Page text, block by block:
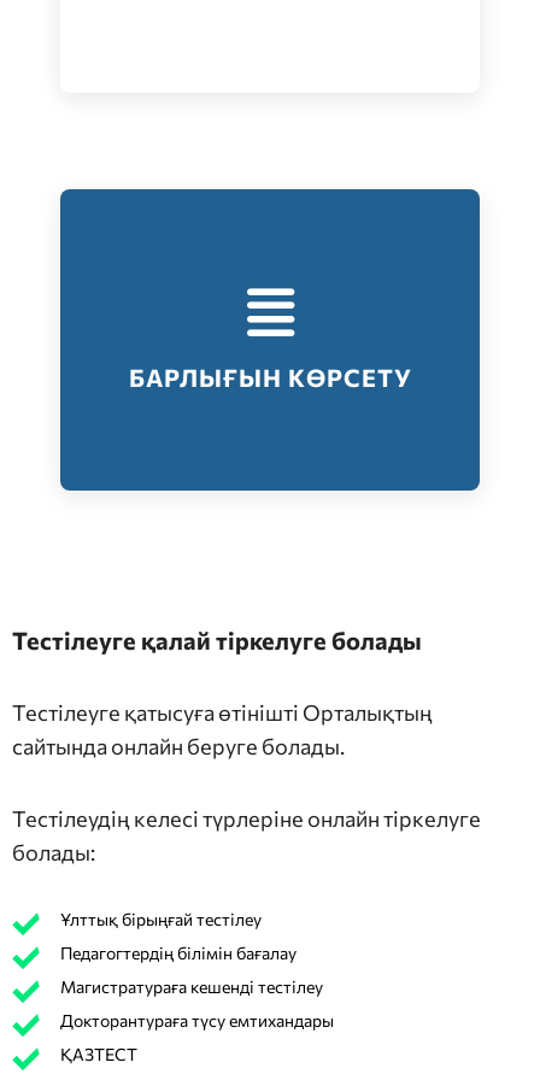
БАРЛЫҒЫН КӨРСЕТУ
Тестілеудің барлық түрлері
Барлығын көрсету
Тестілеуге қалай тіркелуге болады
Тестілеуге қатысуға өтінішті Орталықтың
сайтында онлайн беруге болады.
Тестілеудің келесі түрлеріне онлайн тіркелуге
болады:
Ұлттық бірыңғай тестілеу
Педагогтердің білімін бағалау
Магистратураға кешенді тестілеу
Докторантураға түсу емтихандары
ҚАЗТЕСТ